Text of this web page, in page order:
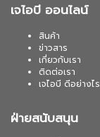
เจไอบี ออนไลน์
สินค้า
ข่าวสาร
เกี่ยวกับเรา
ติดต่อเรา
เจไอบี ดีอย่างไร
ฝ่ายสนับสนุน